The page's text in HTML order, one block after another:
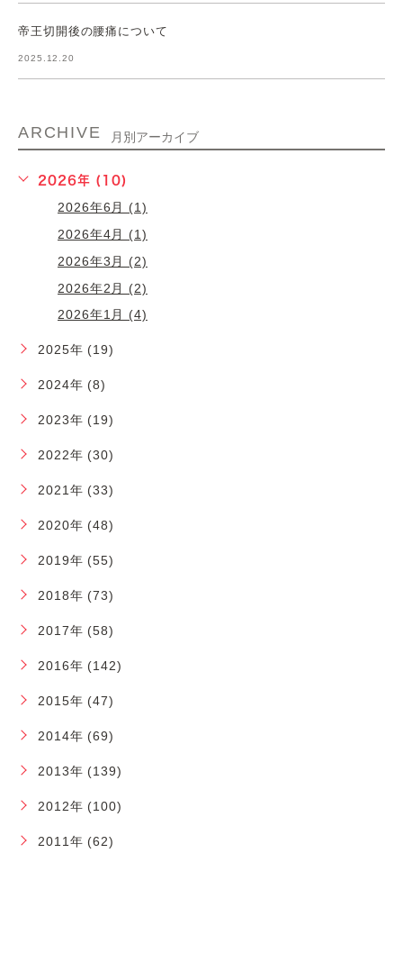
帝王切開後の腰痛について
2025.12.20
ARCHIVE 月別アーカイブ
2026年 (10)
2026年6月 (1)
2026年4月 (1)
2026年3月 (2)
2026年2月 (2)
2026年1月 (4)
2025年 (19)
2024年 (8)
2023年 (19)
2022年 (30)
2021年 (33)
2020年 (48)
2019年 (55)
2018年 (73)
2017年 (58)
2016年 (142)
2015年 (47)
2014年 (69)
2013年 (139)
2012年 (100)
2011年 (62)